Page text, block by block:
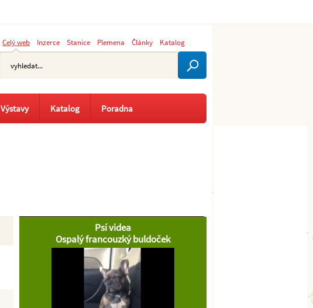
Psí videa
Ospalý francouzký buldoček
Celý web Inzerce Stanice Plemena Články Katalog
Výstavy Katalog Poradna